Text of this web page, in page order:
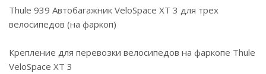
Thule 939 Автобагажник VeloSpace XT 3 для трех
велосипедов (на фаркоп)
Крепление для перевозки велосипедов на фаркопе Thule
VeloSpace XT 3